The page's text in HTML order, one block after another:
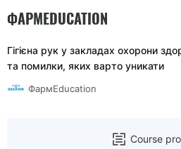
ФАРМEDUCATION
Гігієна рук у закладах охорони
та помилки, яких варто уникати
ФармEducation
Course